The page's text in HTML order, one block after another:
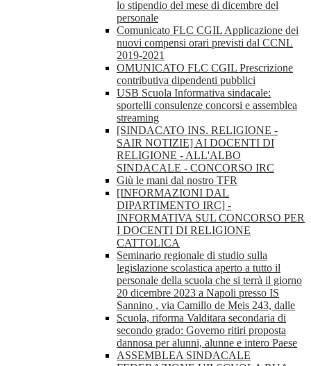
lo stipendio del mese di dicembre del
personale
Comunicato FLC CGIL Applicazione dei
nuovi compensi orari previsti dal CCNL
2019-2021
OMUNICATO FLC CGIL Prescrizione
contributiva dipendenti pubblici
USB Scuola Informativa sindacale:
sportelli consulenze concorsi e assemblea
streaming
[SINDACATO INS. RELIGIONE -
SAIR NOTIZIE] AI DOCENTI DI
RELIGIONE - ALL'ALBO
SINDACALE - CONCORSO IRC
Giù le mani dal nostro TFR
[INFORMAZIONI DAL
DIPARTIMENTO IRC] -
INFORMATIVA SUL CONCORSO PER
I DOCENTI DI RELIGIONE
CATTOLICA
Seminario regionale di studio sulla
legislazione scolastica aperto a tutto il
personale della scuola che si terrà il giorno
20 dicembre 2023 a Napoli presso IS
Sannino , via Camillo de Meis 243, dalle
Scuola, riforma Valditara secondaria di
secondo grado: Governo ritiri proposta
dannosa per alunni, alunne e intero Paese
ASSEMBLEA SINDACALE